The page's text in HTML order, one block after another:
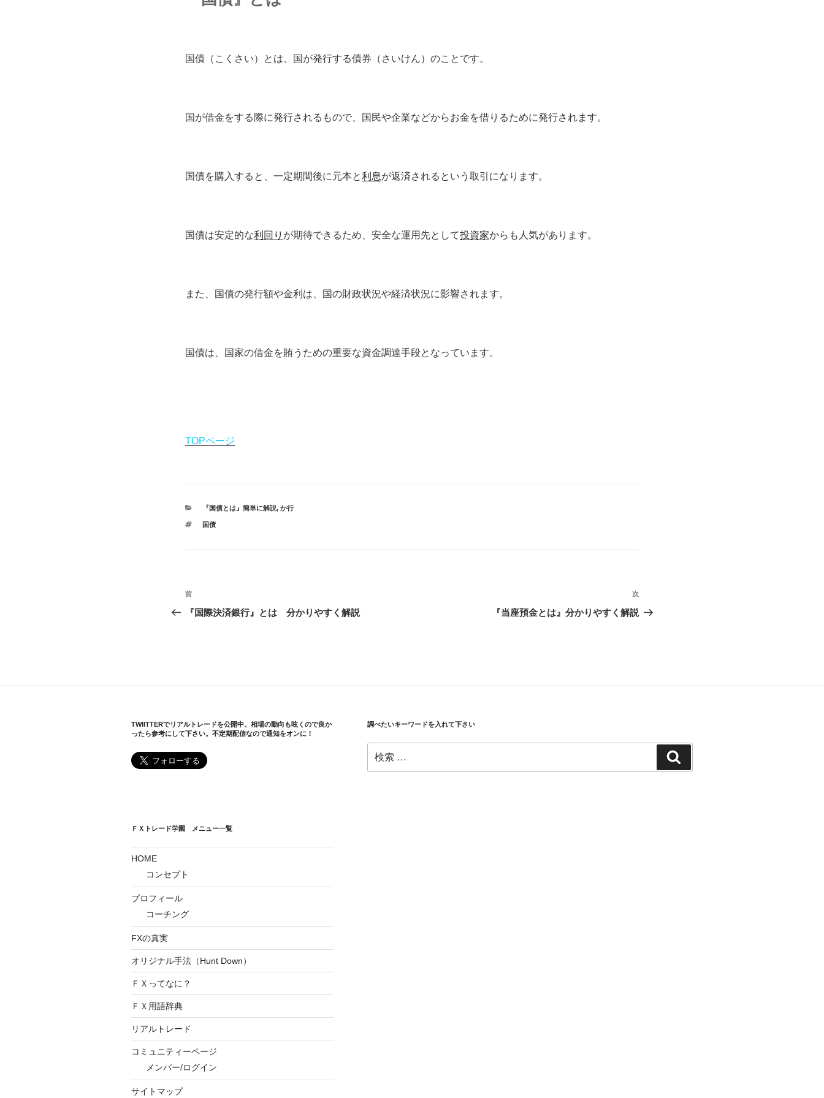
国債（こくさい）とは、国が発行する債券（さいけん）のことです。
国が借金をする際に発行されるもので、国民や企業などからお金を借りるために発行されます。
国債を購入すると、一定期間後に元本と利息が返済されるという取引になります。
国債は安定的な利回り が期待できるため、安全な運用先として投資家からも人気があります。
また、国債の発行額や金利は、国の財政状況や経済状況に影響されます。
国債は、国家の借金を賄うための重要な資金調達手段となっています。
TOPページ
カ
ゴ
『国債とは』簡単に解説, か行
タ
国債
投
稿
シ
ン
過
去
前
『国際決済銀行』とは 分かりやすく解説
の
次
『当座預金とは』分かりやすく解説
TWIITTERでリアルトレードを公開中。相場の動向も呟くので良か
ったら参考にして下さい。不定期配信なので通知をオンに！
ＦＸトレード学園 メニュー一覧
HOME
コンセプト
プロフィール
コーチング
FXの真実
オリジナル手法（Hunt Down）
ＦＸってなに？
ＦＸ用語辞典
リアルトレード
コミュニティーページ
メンバー/ログイン
サイトマップ
調べたいキーワードを入れて下さい
索:
索